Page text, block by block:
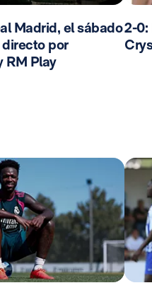
Madrid, el sábado
directo por
RM Play
2-0: